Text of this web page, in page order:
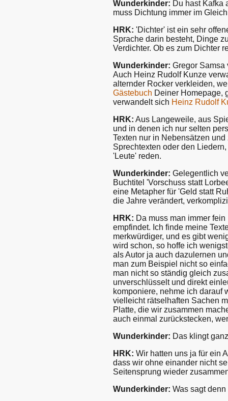
Wunderkinder: Du hast Kafka
muss Dichtung immer im
HRK: 'Dichter' ist ein sehr
Sprache darin besteht, Dinge
Verdichter. Ob es zum Dichter
Wunderkinder: Gregor Samsa
Auch Heinz Rudolf Kunze
alternder Rocker verkleiden,
Gästebuch Deiner Homepage,
verwandelt sich Heinz Rudolf
HRK: Aus Langeweile, aus
und in denen ich nur selten
Texten nur in Nebensätzen
Sprechtexten oder den
'Leute' reden.
Wunderkinder: Gelegentlich
Buchtitel 'Vorschuss statt
eine Metapher für 'Geld statt
die Jahre verändert,
HRK: Da muss man immer
empfindet. Ich finde meine
merkwürdiger, und es gibt
wird schon, so hoffe ich
als Autor ja auch dazulernen
man zum Beispiel nicht so
man nicht so ständig gleich
unverschlüsselt und direkt
komponiere, nehme ich darauf
vielleicht rätselhaften Sachen
Platte, die wir zusammen
auch einmal zurückstecken,
Wunderkinder: Das klingt
HRK: Wir hatten uns ja für ein
dass wir ohne einander nicht
Seitensprung wieder
Wunderkinder: Was sagt